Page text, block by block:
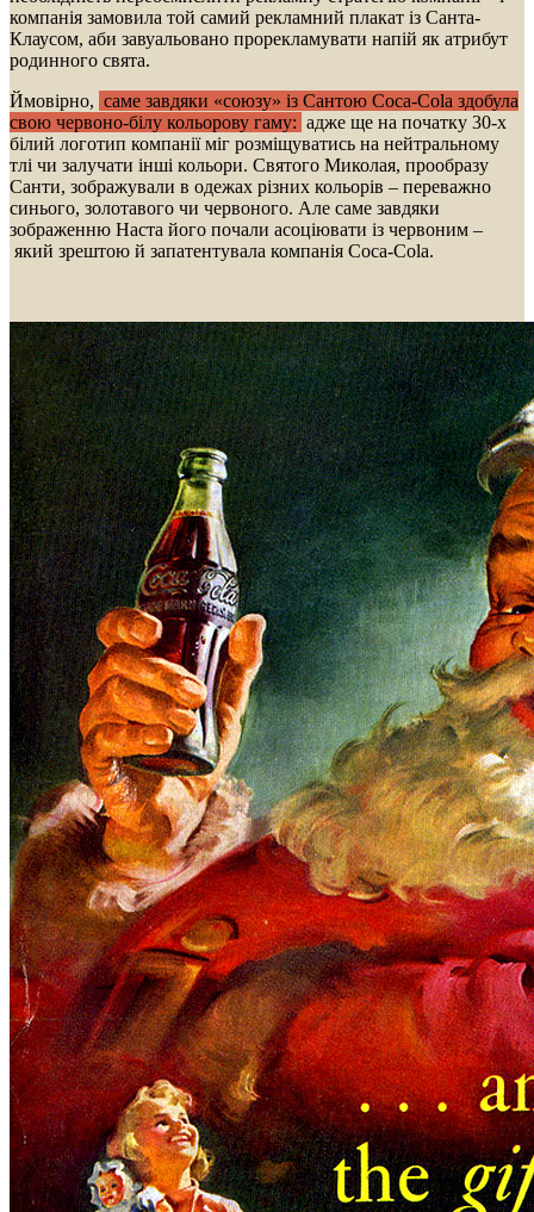
компанія замовила той самий рекламний плакат із Санта-
Клаусом, аби завуальовано прорекламувати напій як атрибут
родинного свята.
Ймовірно, саме завдяки «союзу» із Сантою Coca-Cola здобула
свою червоно-білу кольорову гаму: адже ще на початку 30-х
білий логотип компанії міг розміщуватись на нейтральному
тлі чи залучати інші кольори. Святого Миколая, прообразу
Санти, зображували в одежах різних кольорів – переважно
синього, золотавого чи червоного. Але саме завдяки
зображенню Наста його почали асоціювати із червоним –
який зрештою й запатентувала компанія Coca-Cola.